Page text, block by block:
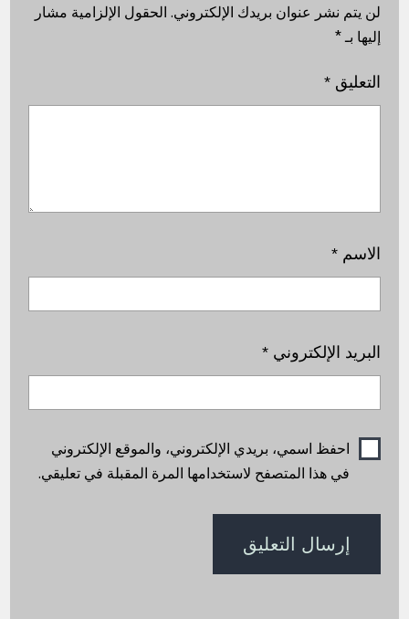
لن يتم نشر عنوان بريدك الإلكتروني. الحقول الإلزامية مشار
إليها بـ*
التعليق*
الاسم*
البريد الإلكتروني*
احفظ اسمي، بريدي الإلكتروني، والموقع الإلكتروني
في هذا المتصفح لاستخدامها المرة المقبلة في تعليقي.